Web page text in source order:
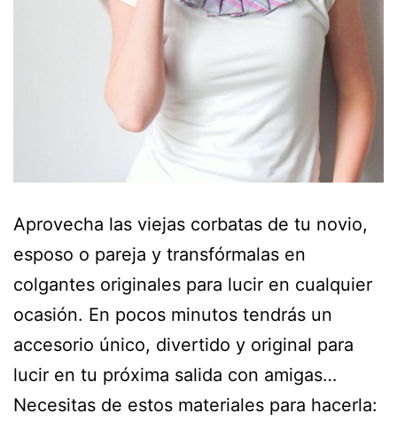
Aprovecha las viejas corbatas de tu novio,
esposo o pareja y transfórmalas en
colgantes originales para lucir en cualquier
ocasión. En pocos minutos tendrás un
accesorio único, divertido y original para
lucir en tu próxima salida con amigas…
Necesitas de estos materiales para hacerla: